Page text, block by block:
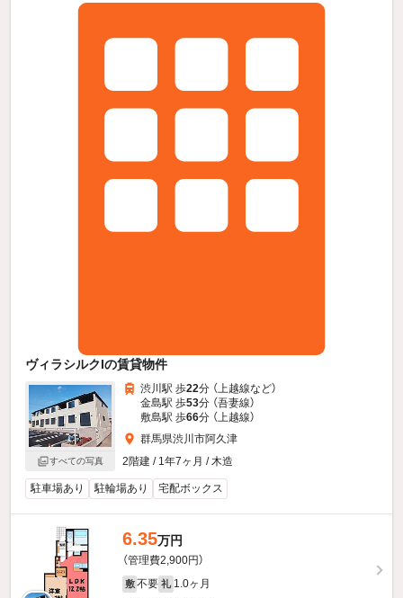
ヴィラシルクIの賃貸物件
すべての写真
渋川駅 歩22分 （上越線など）
金島駅 歩53分 （吾妻線）
敷島駅 歩66分 （上越線）
群馬県渋川市阿久津
2階建 / 1年7ヶ月 / 木造
駐車場あり 駐輪場あり 宅配ボックス
6.35万円
（管理費2,900円）
敷 不要 礼 1.0ヶ月